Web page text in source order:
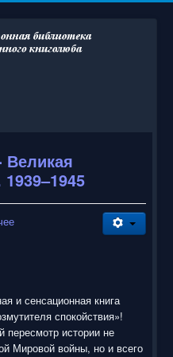
Великая
и сенсационная книга
спокойствия»!
пересмотр истории не
Мировой войны, но и всего